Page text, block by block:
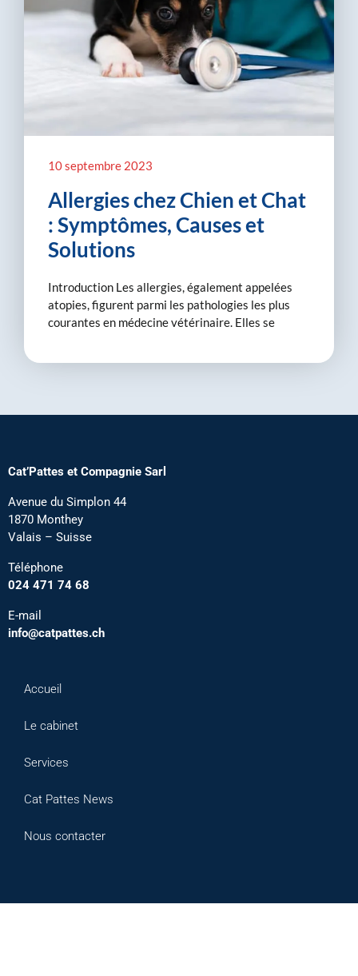
10 septembre 2023
Allergies chez Chien et Chat
: Symptômes, Causes et
Solutions
Introduction Les allergies, également appelées
atopies, figurent parmi les pathologies les plus
courantes en médecine vétérinaire. Elles se
Cat’Pattes et Compagnie Sarl
Avenue du Simplon 44
1870 Monthey
Valais – Suisse
Téléphone
024 471 74 68
E-mail
info@catpattes.ch
Accueil
Le cabinet
Services
Cat Pattes News
Nous contacter